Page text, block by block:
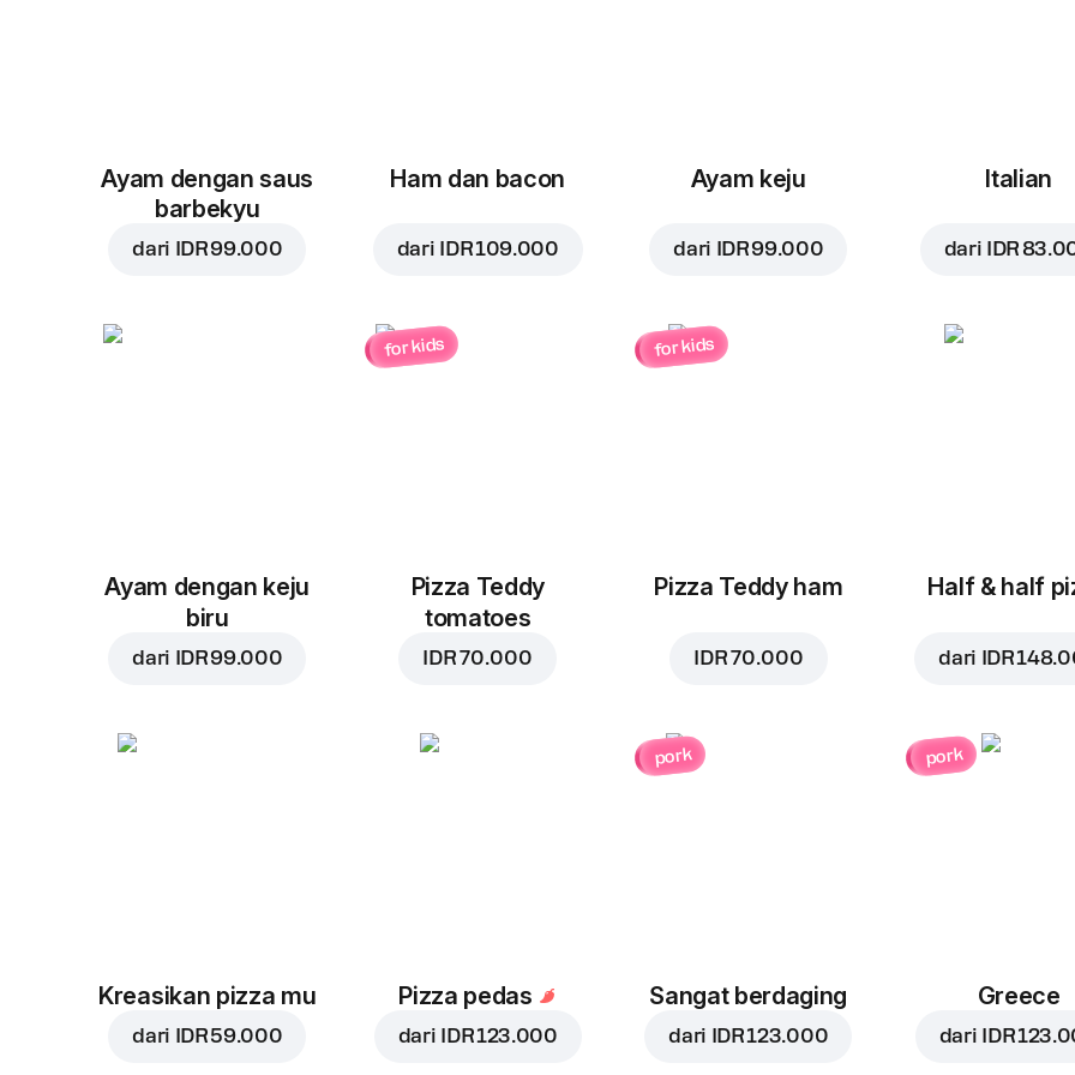
Ayam dengan saus
barbekyu
dari IDR 99.000
Ham dan bacon
dari IDR 109.000
Ayam keju
dari IDR 99.000
Italian
dari IDR
Ayam dengan keju
biru
dari IDR 99.000
for kids
Pizza Teddy
tomatoes
IDR 70.000
for kids
Pizza Teddy ham
IDR 70.000
Half & half
dari IDR
Kreasikan pizza mu
dari IDR 59.000
Pizza pedas
dari IDR 123.000
pork
Sangat berdaging
dari IDR 123.000
pork
Greece
dari IDR